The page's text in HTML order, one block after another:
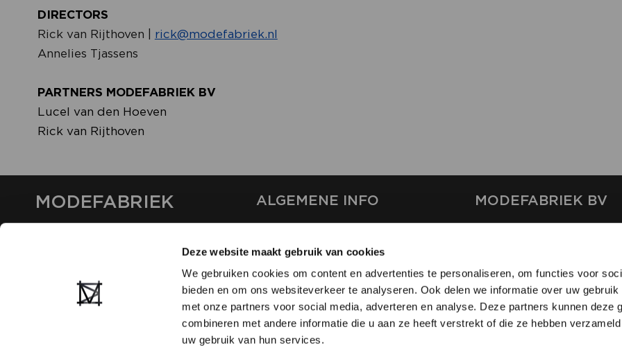
Deze website maakt gebruik van cookies
We gebruiken cookies om content en advertenties te personaliseren, om functies voor
bieden en om ons websiteverkeer te analyseren. Ook delen we informatie over uw
met onze partners voor social media, adverteren en analyse. Deze partners kunnen deze
combineren met andere informatie die u aan ze heeft verstrekt of die ze hebben
uw gebruik van hun services.
DIRECTORS
Rick van Rijthoven | rick@modefabriek.nl
Annelies Tjassens
PARTNERS MODEFABRIEK BV
Lucel van den Hoeven
Rick van Rijthoven
MODEFABRIEK ALGEMENE INFO
CONTACT
PARTNERS
ADVERTEREN
MODEFABRIEK BV
SHIFT